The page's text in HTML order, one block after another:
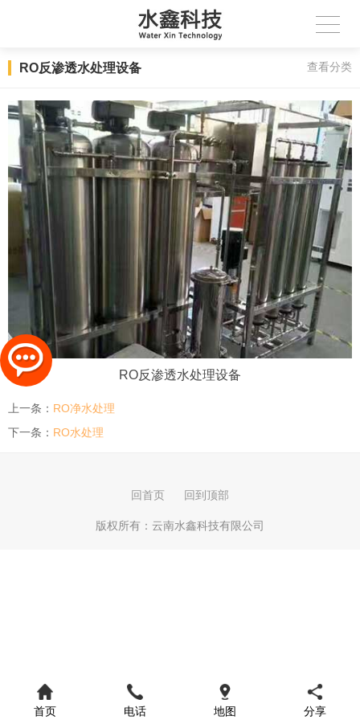
RO反渗透水处理设备 查看分类
RO反渗透水处理设备
上一条： RO净水处理
下一条： RO水处理
回首页 回到顶部
版权所有： 云南水鑫科技有限公司
首页 电话 地图 分享